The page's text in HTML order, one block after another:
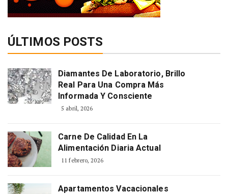
ÚLTIMOS POSTS
Diamantes De Laboratorio, Brillo
Real Para Una Compra Más
Informada Y Consciente
5 abril, 2026
Carne De Calidad En La
Alimentación Diaria Actual
11 febrero, 2026
Apartamentos Vacacionales